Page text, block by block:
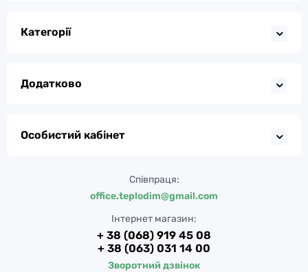
Категорії
Додатково
Особистий кабінет
Співпраця:
office.teplodim@gmail.com
Інтернет магазин:
+ 38 (068) 919 45 08
+ 38 (063) 031 14 00
Зворотний дзвінок